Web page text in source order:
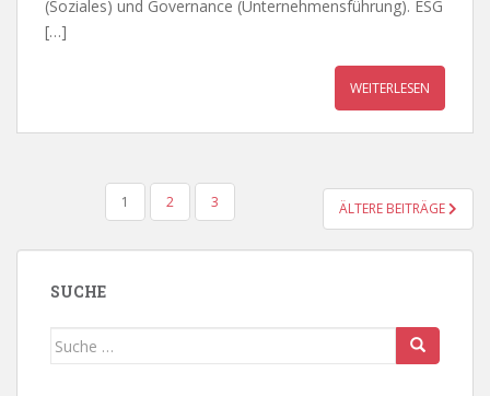
(Soziales) und Governance (Unternehmensführung). ESG
[…]
WEITERLESEN
BEITRAGSNAVIGATION
1 2 3 ÄLTERE BEITRÄGE
SUCHE
Suche